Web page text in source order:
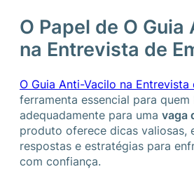
O Papel de O
na Entrevista de
O Guia Anti-Vacilo na Entrevista
ferramenta essencial para
adequadamente para uma vaga
produto oferece dicas valiosas,
respostas e estratégias para
com confiança.